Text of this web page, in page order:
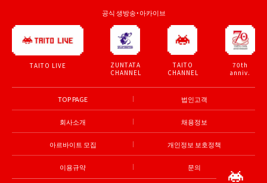
공식 생방송・아카이브
TAITO LIVE
ZUNTATA
CHANNEL
TAITO
CHANNEL
70th
anniv.
TOP PAGE 법인고객
회사소개 채용정보
아르바이트 모집 개인정보 보호정책
이용규약 문의